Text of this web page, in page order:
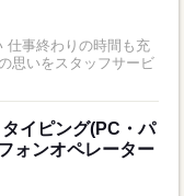
仕事終わりの時間も充
思いをスタッフサービ
イピング(PC・パ
ォンオペレーター